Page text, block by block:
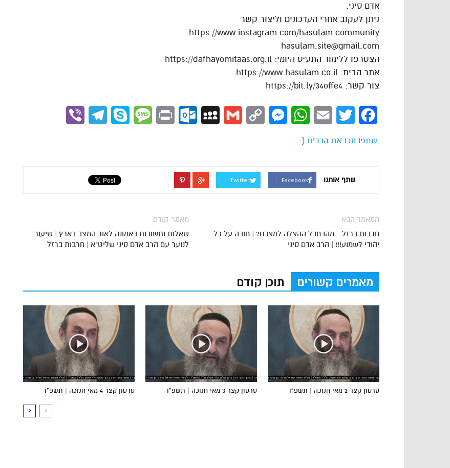
אדם סיני.
ניתן לעקוב אחרי העדכונים וליצור קשר
https://www.instagram.com/hasulam.community
hasulam.site@gmail.com
הצטרפו ללימוד התע״ס היומי: https://dafhayomitaas.org.il
אתר הבית: https://www.hasulam.co.il
צור קשר: https://bit.ly/34offe4
Facebook
Twitter
Email
WhatsApp
Messenger
Copy
Gmail
MySpace
Outlook.com
Print
Message
Skype
Telegram
שתפו וזכו את הרבים (-:
שתף אותנו Facebook
Twitter
מאמר קודם
שאלות ותשובות באמונה לאור המצב בארץ | שיעור
לנוער עם הרב אדם סיני שליט"א | חרבות ברזל
המאמר הבא
חרבות ברזל - מהו חבל ההצלה למצבנו? | חובה על כל
יהודי לשמוע!!! | הרב אדם סיני
מאמרים קשורים תוכן קודם
סרטון קצר 4 מאי חנוכה | תשפ”ד סרטון קצר 3 מאי חנוכה | תשפ”ד סרטון קצר 2 מאי חנוכה | תשפ”ד